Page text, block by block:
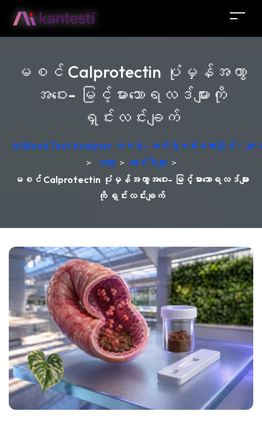
မစင် Calprotectin ပုံမှန်အကွာ
အဝေး- မြင့်မားသောရလဒ်များကို
ရှင်းလင်းချက်
AI Blood Test Analyzer အခမဲ့ - ဓာတ်ခွဲခန်းစကားပြန်၊
> ဘလော့ > ဆောင်းပါးများ >
မစင် Calprotectin ပုံမှန်အကွာအဝေး- မြင့်မားသောရလဒ်များ
ကို ရှင်းလင်းချက်